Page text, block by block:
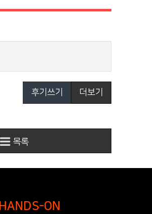
후기쓰기 더보기
목록
HANDS-ON